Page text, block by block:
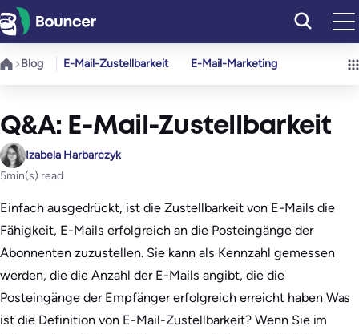
Zum
Inhalt
springen
Blog E-Mail-Zustellbarkeit E-Mail-Marketing
Q&A: E-Mail-Zustellbarkeit
Izabela Harbarczyk
5min(s) read
Einfach ausgedrückt, ist die Zustellbarkeit von E-Mails die
Fähigkeit, E-Mails erfolgreich an die Posteingänge der
Abonnenten zuzustellen. Sie kann als Kennzahl gemessen
werden, die die Anzahl der E-Mails angibt, die die
Posteingänge der Empfänger erfolgreich erreicht haben Was
ist die Definition von E-Mail-Zustellbarkeit? Wenn Sie im